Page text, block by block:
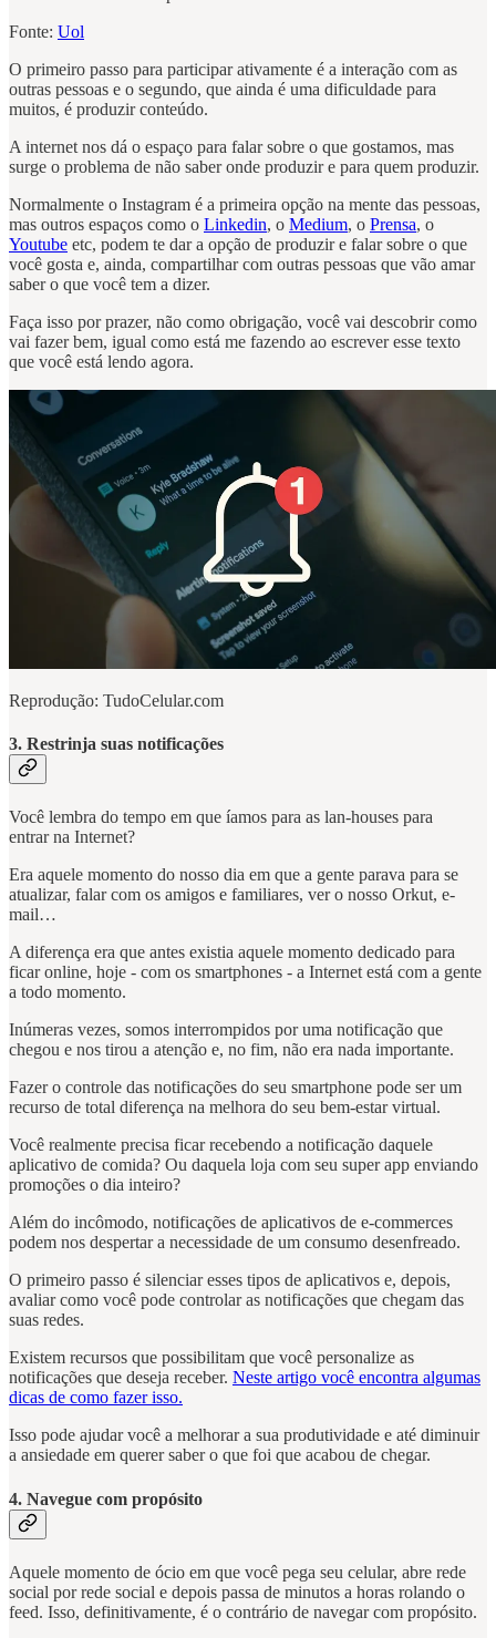
Fonte: Uol
O primeiro passo para participar ativamente é a interação com as
outras pessoas e o segundo, que ainda é uma dificuldade para
muitos, é produzir conteúdo.
A internet nos dá o espaço para falar sobre o que gostamos, mas
surge o problema de não saber onde produzir e para quem produzir.
Normalmente o Instagram é a primeira opção na mente das pessoas,
mas outros espaços como o Linkedin, o Medium, o Prensa, o
Youtube etc, podem te dar a opção de produzir e falar sobre o que
você gosta e, ainda, compartilhar com outras pessoas que vão amar
saber o que você tem a dizer.
Faça isso por prazer, não como obrigação, você vai descobrir como
vai fazer bem, igual como está me fazendo ao escrever esse texto
que você está lendo agora.
Reprodução: TudoCelular.com
3. Restrinja suas notificações
Você lembra do tempo em que íamos para as lan-houses para
entrar na Internet?
Era aquele momento do nosso dia em que a gente parava para se
atualizar, falar com os amigos e familiares, ver o nosso Orkut, e-
mail…
A diferença era que antes existia aquele momento dedicado para
ficar online, hoje - com os smartphones - a Internet está com a gente
a todo momento.
Inúmeras vezes, somos interrompidos por uma notificação que
chegou e nos tirou a atenção e, no fim, não era nada importante.
Fazer o controle das notificações do seu smartphone pode ser um
recurso de total diferença na melhora do seu bem-estar virtual.
Você realmente precisa ficar recebendo a notificação daquele
aplicativo de comida? Ou daquela loja com seu super app enviando
promoções o dia inteiro?
Além do incômodo, notificações de aplicativos de e-commerces
podem nos despertar a necessidade de um consumo desenfreado.
O primeiro passo é silenciar esses tipos de aplicativos e, depois,
avaliar como você pode controlar as notificações que chegam das
suas redes.
Existem recursos que possibilitam que você personalize as
notificações que deseja receber. Neste artigo você encontra algumas
dicas de como fazer isso.
Isso pode ajudar você a melhorar a sua produtividade e até diminuir
a ansiedade em querer saber o que foi que acabou de chegar.
4. Navegue com propósito
Aquele momento de ócio em que você pega seu celular, abre rede
social por rede social e depois passa de minutos a horas rolando o
feed. Isso, definitivamente, é o contrário de navegar com propósito.